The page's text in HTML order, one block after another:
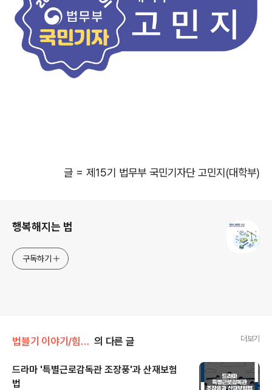
글 = 제15기 법무부 국민기자단 고민지(대학부)
행복해지는 법
구독하기
법블기 이야기/힘이되는 법 의 다른 글 더보기
드라마 '특별근로감독관 조장풍'과 산재보험
법